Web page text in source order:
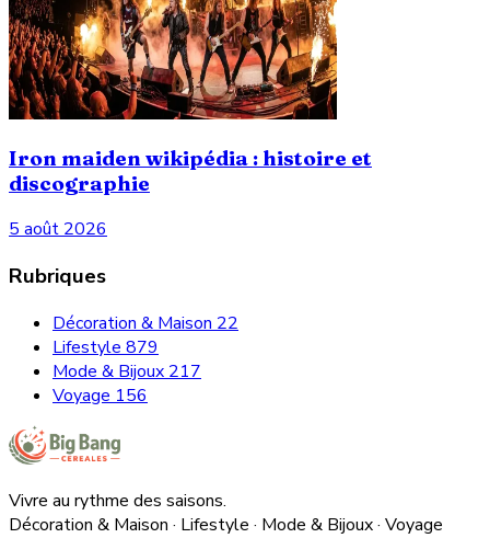
Iron maiden wikipédia : histoire et
discographie
5 août 2026
Rubriques
Décoration & Maison 22
Lifestyle 879
Mode & Bijoux 217
Voyage 156
Vivre au rythme des saisons.
Décoration & Maison · Lifestyle · Mode & Bijoux · Voyage